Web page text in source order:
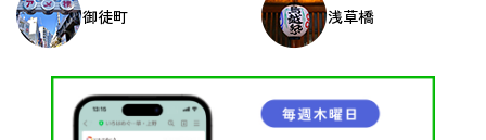
御徒町 浅草橋